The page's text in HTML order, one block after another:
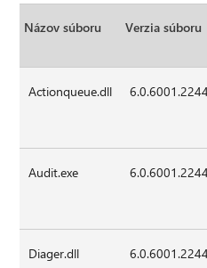
Názov súboru Verzia súboru
Actionqueue.dll
Audit.exe
Diager.dll